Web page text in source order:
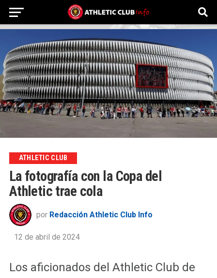
ATHLETIC CLUB
La fotografía con la Copa del
Athletic trae cola
por Redacción Athletic Club Info
12 de abril de 2024
Los aficionados del Athletic Club de